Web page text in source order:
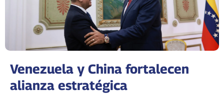
Venezuela y China fortalecen
alianza estratégica